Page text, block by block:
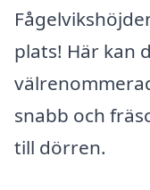
plats! Här kan
snabb och
till dörren.